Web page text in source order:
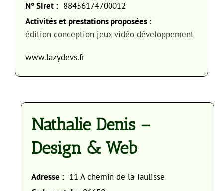
N° Siret : 88456174700012
Activités et prestations proposées :
édition conception jeux vidéo développement
www.lazydevs.fr
Nathalie Denis –
Design & Web
Adresse : 11 A chemin de la Taulisse